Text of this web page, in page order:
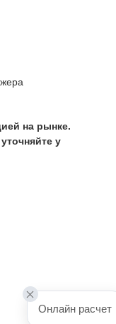
на рынке.
у
Онлайн расчет